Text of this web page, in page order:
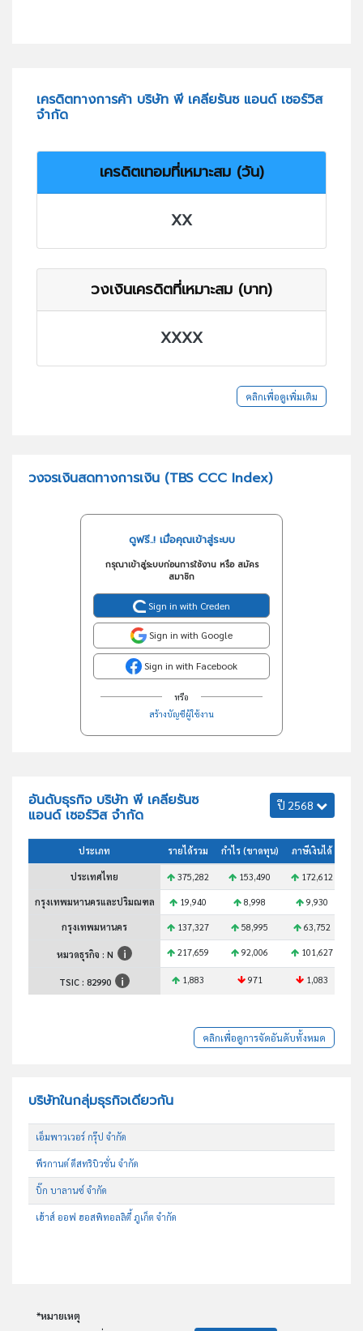
เครดิตทางการค้า บริษัท พี เคลียรันซ แอนด์ เซอร์วิส
จำกัด
เครดิตเทอมที่เหมาะสม (วัน)
XX
วงเงินเครดิตที่เหมาะสม (บาท)
XXXX
คลิกเพื่อดูเพิ่มเติม
วงจรเงินสดทางการเงิน (TBS CCC Index)
ดูฟรี..! เมื่อคุณเข้าสู่ระบบ
กรุณาเข้าสู่ระบบก่อนการใช้งาน หรือ สมัคร
สมาชิก
Sign in with Creden
Sign in with Google
Sign in with Facebook
หรือ
สร้างบัญชีผู้ใช้งาน
อันดับธุรกิจ บริษัท พี เคลียรันซ
แอนด์ เซอร์วิส จำกัด
ปี 2568
ประเภท รายได้รวม กำไร (ขาดทุน) ภาษีเงินได้
ประเทศไทย 375,282 153,490 172,612
กรุงเทพมหานครและปริมณฑล 19,940 8,998 9,930
กรุงเทพมหานคร 137,327 58,995 63,752
หมวดธุรกิจ : N 217,659 92,006 101,627
TSIC : 82990 1,883 971 1,083
คลิกเพื่อดูการจัดอันดับทั้งหมด
บริษัทในกลุ่มธุรกิจเดียวกัน
เอ็มพาวเวอร์ กรุ๊ป จำกัด
พีรกานต์ ดีสทริบิวชั่น จำกัด
บิ๊ก บาลานซ์ จำกัด
เฮ้าส์ ออฟ ฮอสพิทอลลิตี้ ภูเก็ต จำกัด
*หมายเหตุ